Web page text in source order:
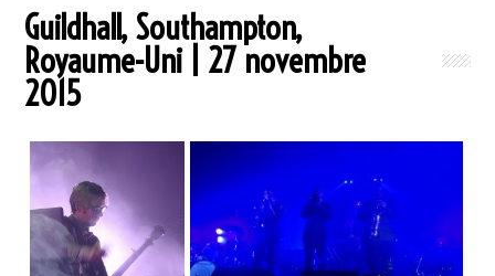
Guildhall, Southampton,
Royaume-Uni | 27 novembre
2015